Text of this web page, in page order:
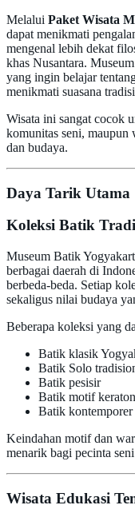
Melalui Paket Wisata
dapat menikmati
mengenal lebih dekat
khas Nusantara.
yang ingin belajar
menikmati suasana
Wisata ini sangat cocok
komunitas seni,
dan budaya.
Daya Tarik Utama
Koleksi Batik
Museum Batik
berbagai daerah di
berbeda-beda. Setiap
sekaligus nilai budaya
Beberapa koleksi yang
Batik klasik
Batik Solo
Batik pesisir
Batik motif keraton
Batik kontemporer
Keindahan motif dan
menarik bagi pecinta
Wisata Edukasi